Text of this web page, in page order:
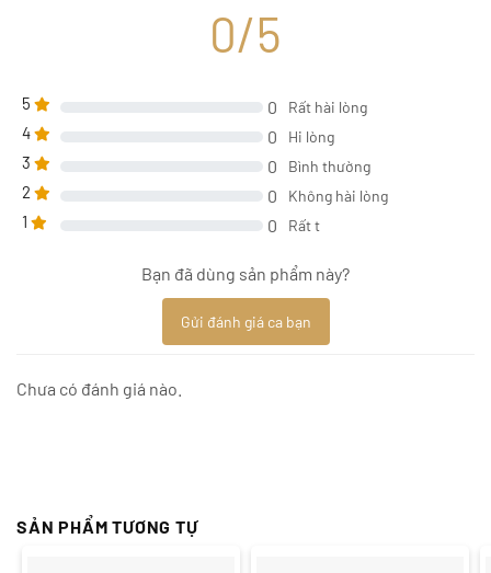
0/5
5 0 Rất hài lòng
4 0 Hi lòng
3 0 Bình thường
2 0 Không hài lòng
1 0 Rất t
Bạn đã dùng sản phẩm này?
Gửi đánh giá ca bạn
Chưa có đánh giá nào.
SẢN PHẨM TƯƠNG TỰ